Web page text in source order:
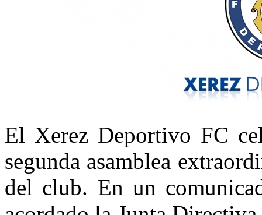
El Xerez Deportivo FC
segunda asamblea
del club. En un